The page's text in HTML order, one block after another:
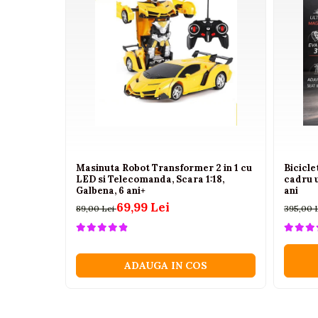
Seturi copii si bebelusi
Body-uri bebe
Baia bebelusului
Masinuta Robot Transformer 2 in 1 cu
LED si Telecomanda, Scara 1:18,
Galbena, 6 ani+
89,00 Lei69,99 Lei
ADAUGA IN COS
cadru
ani
395,00